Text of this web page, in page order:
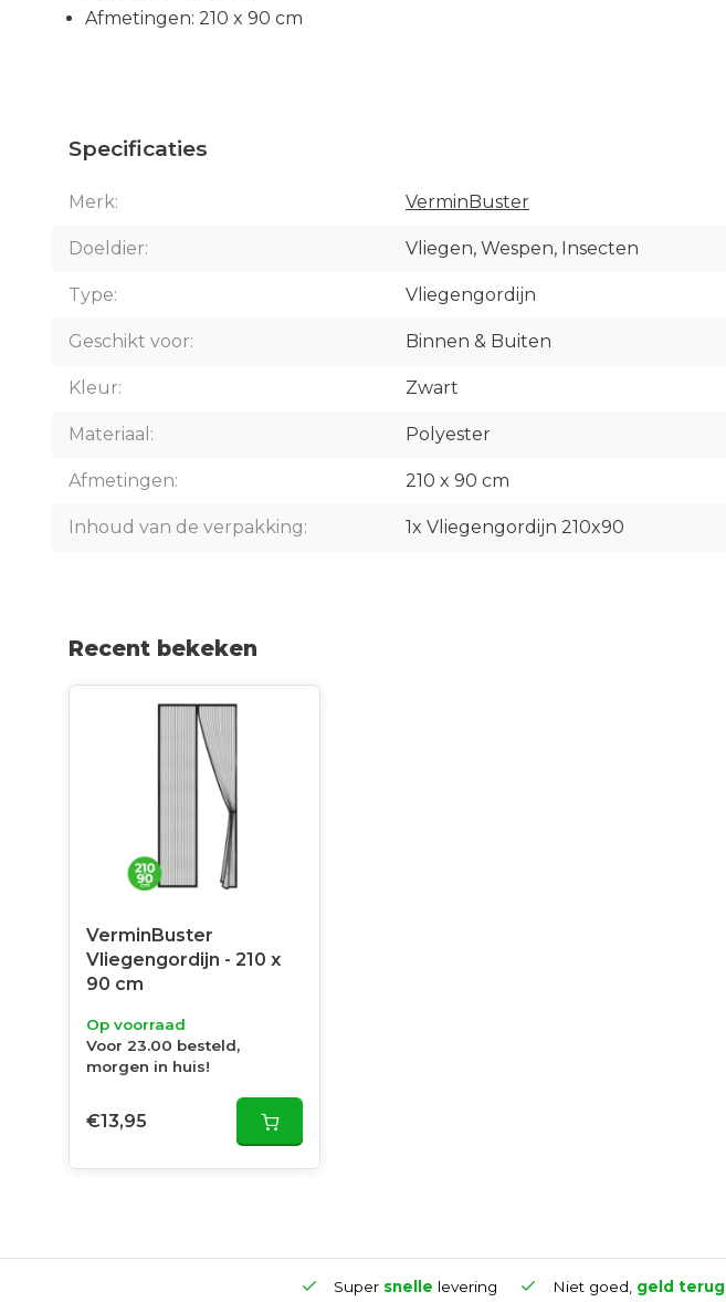
Afmetingen: 210 x 90 cm
Specificaties
Merk: VerminBuster
Doeldier: Vliegen, Wespen, Insecten
Type: Vliegengordijn
Geschikt voor: Binnen & Buiten
Kleur: Zwart
Materiaal: Polyester
Afmetingen: 210 x 90 cm
Inhoud van de verpakking: 1x Vliegengordijn 210x90
Recent bekeken
VerminBuster
Vliegengordijn - 210 x
90 cm
Op voorraad
Voor 23.00 besteld,
morgen in huis!
€13,95
Super snelle levering Niet goed, geld terug